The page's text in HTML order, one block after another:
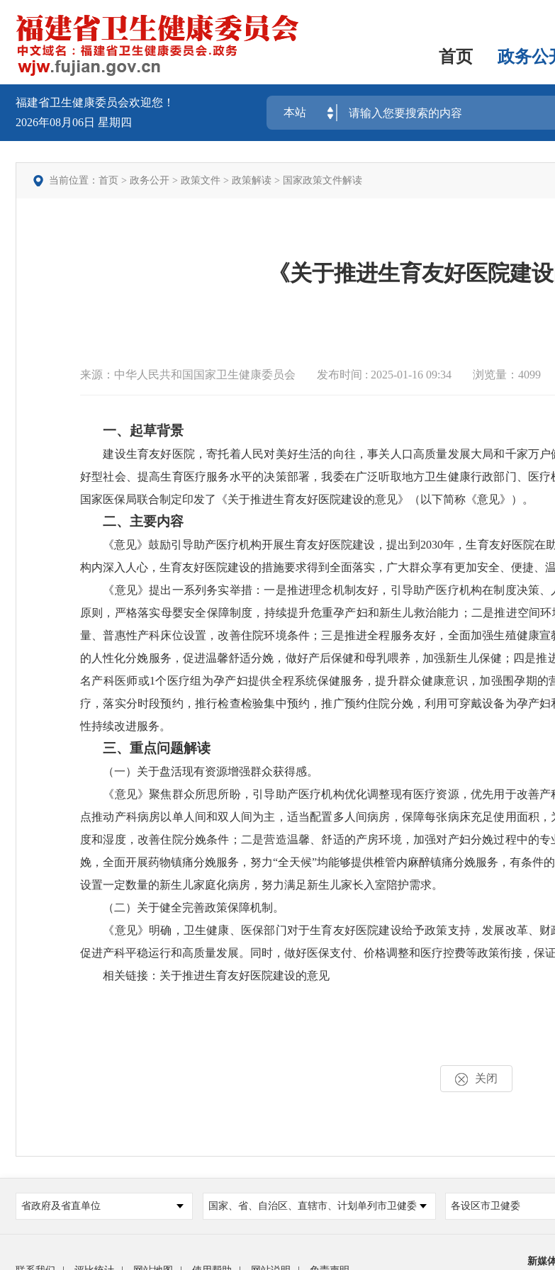
首页 政务公
福建省卫生健康委员会欢迎您！
2026年08月06日 星期四
当前位置： 首页 > 政务公开 > 政策文件 > 政策解读 > 国家政策文件解读
《关于推进生育友好医院建
来源：中华人民共和国国家卫生健康委员会 发布时间 : 2025-01-16 09:34 浏览量：4099
一、起草背景
建设生育友好医院，寄托着人民对美好生活的向往，事关人口高质量发展大局和千家万户
好型社会、提高生育医疗服务水平的决策部署，我委在广泛听取地方卫生健康行政部门、医
国家医保局联合制定印发了《关于推进生育友好医院建设的意见》（以下简称《意见》）。
二、主要内容
《意见》鼓励引导助产医疗机构开展生育友好医院建设，提出到2030年，生育友好医院在
构内深入人心，生育友好医院建设的措施要求得到全面落实，广大群众享有更加安全、便捷、
《意见》提出一系列务实举措：一是推进理念机制友好，引导助产医疗机构在制度决策、
原则，严格落实母婴安全保障制度，持续提升危重孕产妇和新生儿救治能力；二是推进空间
量、普惠性产科床位设置，改善住院环境条件；三是推进全程服务友好，全面加强生殖健康
的人性化分娩服务，促进温馨舒适分娩，做好产后保健和母乳喂养，加强新生儿保健；四是
名产科医师或1个医疗组为孕产妇提供全程系统保健服务，提升群众健康意识，加强围孕期
疗，落实分时段预约，推行检查检验集中预约，推广预约住院分娩，利用可穿戴设备为孕产
性持续改进服务。
三、重点问题解读
（一）关于盘活现有资源增强群众获得感。
《意见》聚焦群众所思所盼，引导助产医疗机构优化调整现有医疗资源，优先用于改善产
点推动产科病房以单人间和双人间为主，适当配置多人间病房，保障每张病床充足使用面积
度和湿度，改善住院分娩条件；二是营造温馨、舒适的产房环境，加强对产妇分娩过程中的
娩，全面开展药物镇痛分娩服务，努力“全天候”均能够提供椎管内麻醉镇痛分娩服务，有条件
设置一定数量的新生儿家庭化病房，努力满足新生儿家长入室陪护需求。
（二）关于健全完善政策保障机制。
《意见》明确，卫生健康、医保部门对于生育友好医院建设给予政策支持，发展改革、财
促进产科平稳运行和高质量发展。同时，做好医保支付、价格调整和医疗控费等政策衔接，保
相关链接： 关于推进生育友好医院建设的意见
关闭
省政府及省直单位 国家、省、自治区、直辖市、计划单列市卫健委 各设区市卫健委
新媒